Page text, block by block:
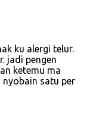
ku alergi telur.
jadi pengen
ketemu ma
nyobain satu per